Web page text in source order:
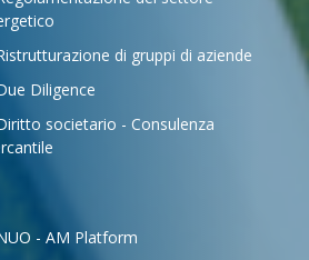
di gruppi di aziende
Diligence
societario - Consulenza
- AM Platform